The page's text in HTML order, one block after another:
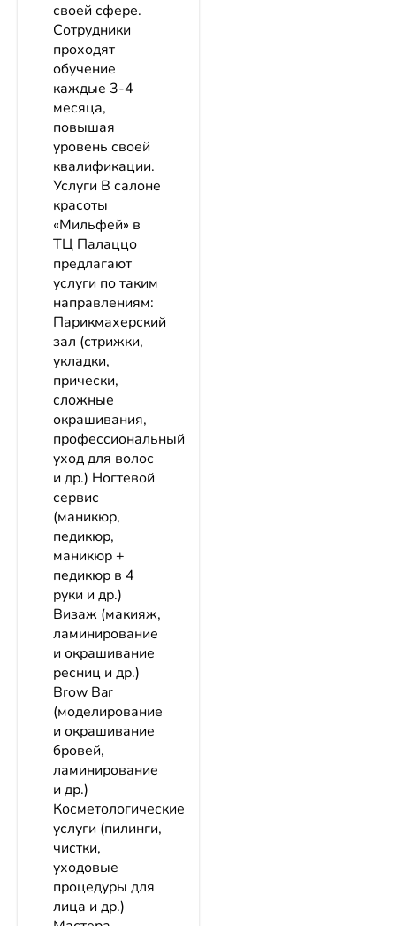
своей сфере.
Сотрудники
проходят
обучение
каждые 3-4
месяца,
повышая
уровень своей
квалификации.
Услуги В салоне
красоты
«Мильфей» в
ТЦ Палаццо
предлагают
услуги по таким
направлениям:
Парикмахерский
зал (стрижки,
укладки,
прически,
сложные
окрашивания,
профессиональный
уход для волос
и др.) Ногтевой
сервис
(маникюр,
педикюр,
маникюр +
педикюр в 4
руки и др.)
Визаж (макияж,
ламинирование
и окрашивание
ресниц и др.)
Brow Bar
(моделирование
и окрашивание
бровей,
ламинирование
и др.)
Косметологические
услуги (пилинги,
чистки,
уходовые
процедуры для
лица и др.)